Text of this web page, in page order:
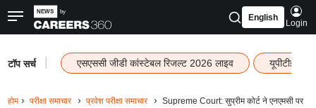
English
Login
टॉप सर्च एसएससी जीडी कांस्टेबल रिजल्ट 2026 लाइव यूपीटीईटी
होम परीक्षा समाचार प्रवेश परीक्षा समाचार
Supreme Court: सुप्रीम कोर्ट ने एनएमसी पर